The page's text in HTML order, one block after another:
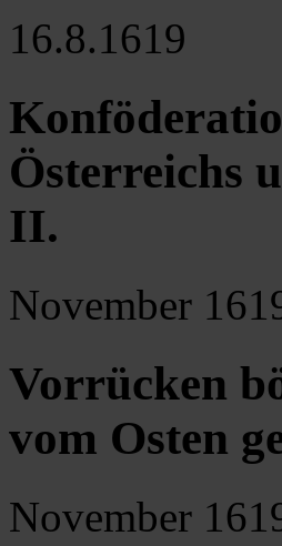
16.8.1619
Österreichs
II.
November
Vorrücken
vom Osten
November